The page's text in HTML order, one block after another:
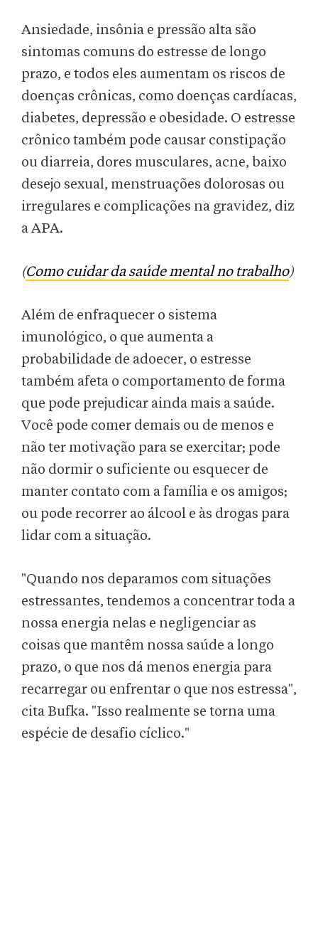
Ansiedade, insônia e pressão alta são
sintomas comuns do estresse de longo
prazo, e todos eles aumentam os riscos de
doenças crônicas, como doenças cardíacas,
diabetes, depressão e obesidade. O estresse
crônico também pode causar constipação
ou diarreia, dores musculares, acne, baixo
desejo sexual, menstruações dolorosas ou
irregulares e complicações na gravidez, diz
a APA.
(Como cuidar da saúde mental no trabalho)
Além de enfraquecer o sistema
imunológico, o que aumenta a
probabilidade de adoecer, o estresse
também afeta o comportamento de forma
que pode prejudicar ainda mais a saúde.
Você pode comer demais ou de menos e
não ter motivação para se exercitar; pode
não dormir o suficiente ou esquecer de
manter contato com a família e os amigos;
ou pode recorrer ao álcool e às drogas para
lidar com a situação.
"Quando nos deparamos com situações
estressantes, tendemos a concentrar toda a
nossa energia nelas e negligenciar as
coisas que mantêm nossa saúde a longo
prazo, o que nos dá menos energia para
recarregar ou enfrentar o que nos estressa",
cita Bufka. "Isso realmente se torna uma
espécie de desafio cíclico."